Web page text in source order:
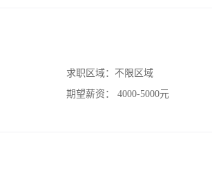
求职区域： 不限区域
期望薪资：
4000-5000元